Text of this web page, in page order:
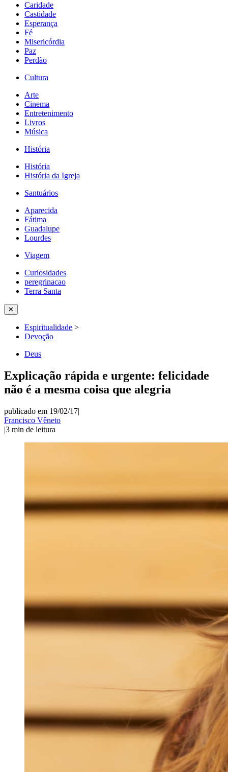
Caridade
Castidade
Esperança
Fé
Misericórdia
Paz
Perdão
Cultura
Arte
Cinema
Entretenimento
Livros
Música
História
História
História da Igreja
Santuários
Aparecida
Fátima
Guadalupe
Lourdes
Viagem
Curiosidades
peregrinacao
Terra Santa
✕
Espiritualidade >
Devoção
Deus
Explicação rápida e urgente: felicidade
não é a mesma coisa que alegria
publicado em 19/02/17|
Francisco Vêneto
|3 min de leitura